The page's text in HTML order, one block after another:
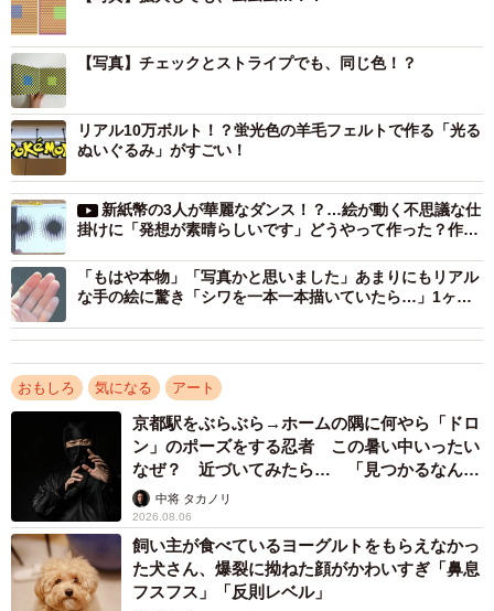
ーーこの制作テーマを選ばれたのは？
「友人と『これは青？緑？』とバッグの色の呼び方で話が
食い違ったことがきっかけです。その違和感から、周囲の
色によって見え方が変わる現象に興味を持ち、ムンカー錯
視を知りました。同じ色でも周りの色によって相対的に違
って見える、という目の錯覚を利用しています！」
ーー実際に制作された際に工夫された点は？
め、何パターンも試して比較しました。シンプルな構成に
することで、見どころがすぐに分かるように意識していま
ーー完成作品を見られて？
【写真】チェックとストライプでも、同じ色！？
リアル10万ボルト！？蛍光色の羊毛フェルトで作る「光る
ぬいぐるみ」がすごい！
新紙幣の3人が華麗なダンス！？…絵が動く不思議な仕
掛けに「発想が素晴らしいです」どうやって作った？作者
「もはや本物」「写真かと思いました」あまりにもリアル
な手の絵に驚き「シワを一本一本描いていたら…」1ヶ月
おもしろ 気になる アート
京都駅をぶらぶら→ホームの隅に何やら「ドロ
ン」のポーズをする忍者 この暑い中いったい
なぜ？ 近づいてみたら… 「見つかるなんて
未熟」中将 タカノリ
2026.08.06
飼い主が食べているヨーグルトをもらえなかっ
た犬さん、爆裂に拗ねた顔がかわいすぎ「鼻息
フスフス」「反則レベル」